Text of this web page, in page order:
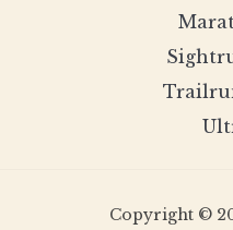
Copyright ©